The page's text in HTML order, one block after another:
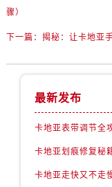
骤）
下一篇： 揭秘：让卡地亚
最新发布
卡地亚表带调节全